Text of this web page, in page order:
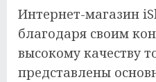
Интернет-магазин
благодаря своим
высокому качеству
представлены